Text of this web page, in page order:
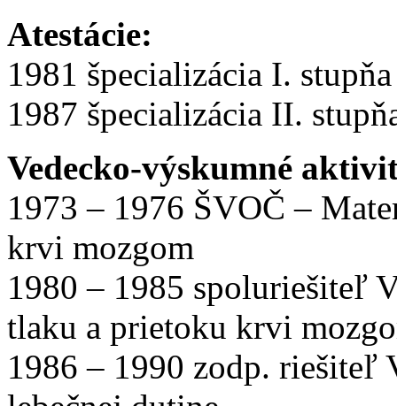
Atestácie:
1981 špecializácia I.
1987 špecializácia II.
Vedecko-výskumné
1973 – 1976 ŠVOČ –
krvi mozgom
1980 – 1985 spoluriešiteľ
tlaku a prietoku krvi
1986 – 1990 zodp.